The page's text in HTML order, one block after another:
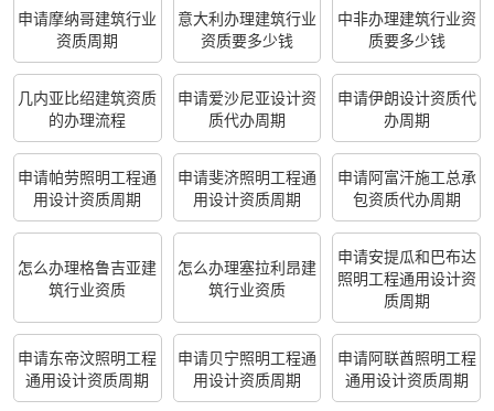
申请摩纳哥建筑行业
资质周期
意大利办理建筑行业
资质要多少钱
中非办理建筑行业资
质要多少钱
几内亚比绍建筑资质
的办理流程
申请爱沙尼亚设计资
质代办周期
申请伊朗设计资质代
办周期
申请帕劳照明工程通
用设计资质周期
申请斐济照明工程通
用设计资质周期
申请阿富汗施工总承
包资质代办周期
怎么办理格鲁吉亚建
筑行业资质
怎么办理塞拉利昂建
筑行业资质
申请安提瓜和巴布达
照明工程通用设计资
质周期
申请东帝汶照明工程
通用设计资质周期
申请贝宁照明工程通
用设计资质周期
申请阿联酋照明工程
通用设计资质周期